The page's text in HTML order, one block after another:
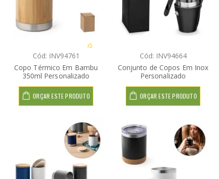
Cód: INV94761
Copo Térmico Em Bambu
350ml Personalizado
ORÇAR ESTE PRODUTO
Cód: INV94664
Conjunto de Copos Em Inox
Personalizado
ORÇAR ESTE PRODUTO